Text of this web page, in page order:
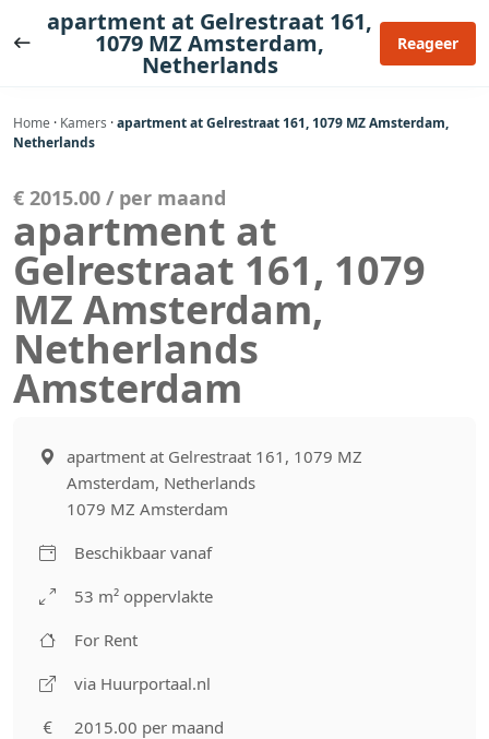
naar
apartment at Gelrestraat 161,
1079 MZ Amsterdam,
Netherlands
Reageer
Home · Kamers ·apartment at Gelrestraat 161, 1079 MZ Amsterdam,
Netherlands
€ 2015.00 / per maand
apartment at
Gelrestraat 161, 1079
MZ Amsterdam,
Netherlands
Amsterdam
apartment at Gelrestraat 161, 1079 MZ
Amsterdam, Netherlands
1079 MZ Amsterdam
Beschikbaar vanaf
53 m² oppervlakte
For Rent
via Huurportaal.nl
2015.00 per maand